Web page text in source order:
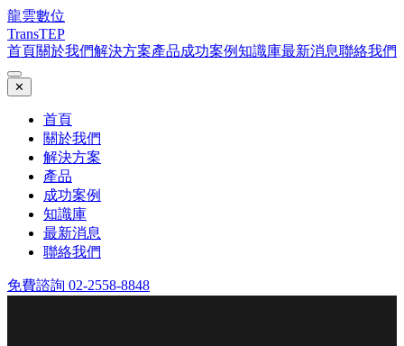
龍雲數位
TransTEP
首頁關於我們解決方案產品成功案例知識庫最新消息聯絡我們
✕
首頁
關於我們
解決方案
產品
成功案例
知識庫
最新消息
聯絡我們
免費諮詢 02-2558-8848